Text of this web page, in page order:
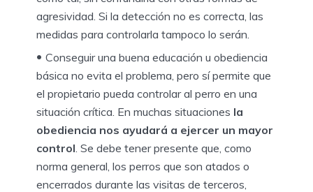
agresividad. Si la detección no es correcta, las
medidas para controlarla tampoco lo serán.
Conseguir una buena educación u obediencia
básica no evita el problema, pero sí permite que
el propietario pueda controlar al perro en una
situación crítica. En muchas situaciones la
obediencia nos ayudará a ejercer un mayor
control . Se debe tener presente que, como
norma general, los perros que son atados o
encerrados durante las visitas de terceros,